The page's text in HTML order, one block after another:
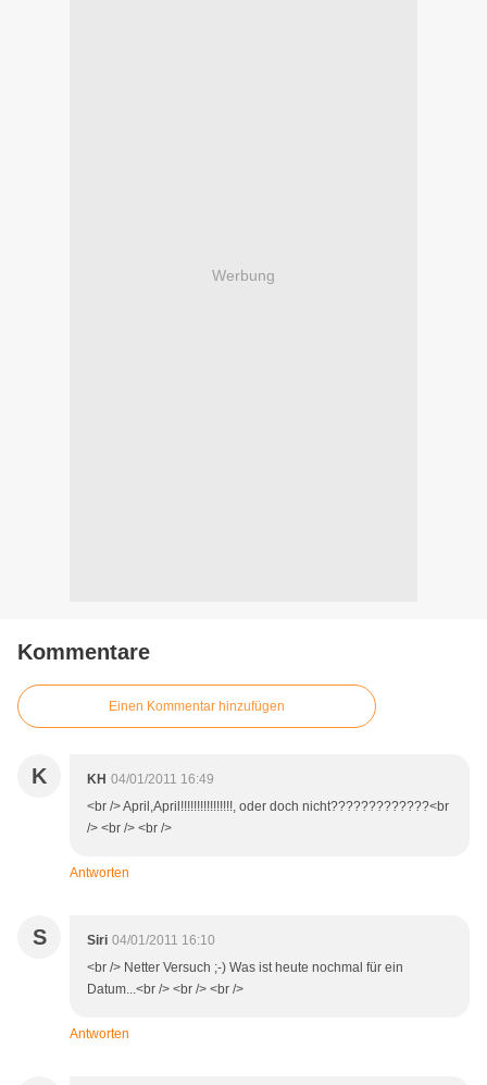
Werbung
Kommentare
Einen Kommentar hinzufügen
K KH 04/01/2011 16:49
<br /> April,April!!!!!!!!!!!!!!!!, oder doch nicht?????????????<br
/> <br /> <br />
Antworten
S Siri 04/01/2011 16:10
<br /> Netter Versuch ;-) Was ist heute nochmal für ein
Datum...<br /> <br /> <br />
Antworten